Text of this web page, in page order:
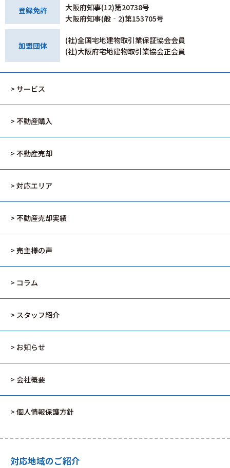
登録免許
大阪府知事(12)第20738号
大阪府知事(般‐2)第153705号
加盟団体
(社)全国宅地建物取引業保証協会会員
(社)大阪府宅地建物取引業協会正会員
> サービス
> 不動産購入
> 不動産売却
> 対応エリア
> 不動産売却実績
> 売主様の声
> コラム
> スタッフ紹介
> お知らせ
> 会社概要
> 個人情報保護方針
対応地域のご紹介